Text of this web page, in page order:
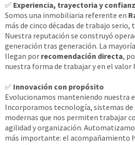
✅ Experiencia, trayectoria y
Somos una inmobiliaria referente en
más de cinco décadas de trabajo serio,
Nuestra reputación se construyó
generación tras generación. La
llegan por recomendación directa,
nuestra forma de trabajar y en el valor
✅ Innovación con propósito
Evolucionamos manteniendo nuestra
Incorporamos tecnología, sistemas
modernas que nos permiten trabajar
agilidad y organización.
más importante: el acompañamiento